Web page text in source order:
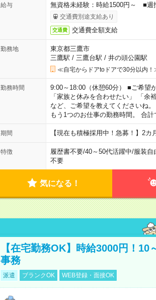
給与 無資格未経験：時給1500円～ ■
交通費別途支給あり
交通費 交通費全額支給
勤務地
東京都三鷹市
三鷹駅 / 三鷹台駅 / 井の頭公園駅
≪自宅からドアtoドアで30分以内！
勤務時間
9:00～18:00（休憩60分） ■ご希望
「家族と休みを合わせたい」 「余
など、ご希望を教えてくださいね
もう1つのお仕事の勤務時間。 合
期間 【現在も積極採用中！急募！】2
特徴 履歴書不要/40～50代活躍中/服装自
不要
気になる！
【在宅勤務OK】時給3000円！
事務
派遣 ブランクOK WEB登録・面接OK